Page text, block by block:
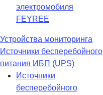
электромобиля
FEYREE
Устройства мониторинга
Источники бесперебойного
питания ИБП (UPS)
Источники
бесперебойного